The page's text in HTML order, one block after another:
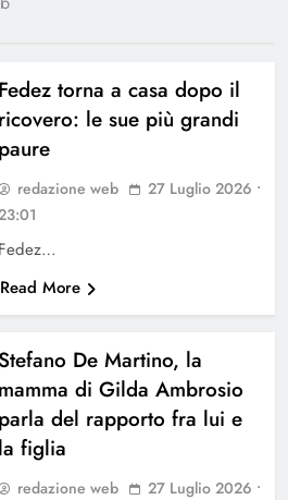
Fedez torna a casa dopo il
ricovero: le sue più grandi
paure
redazione web
27 Luglio 2026 •
Fedez…
Read More
Stefano De Martino, la
mamma di Gilda Ambrosio
parla del rapporto fra lui e
la figlia
redazione web
27 Luglio 2026 •